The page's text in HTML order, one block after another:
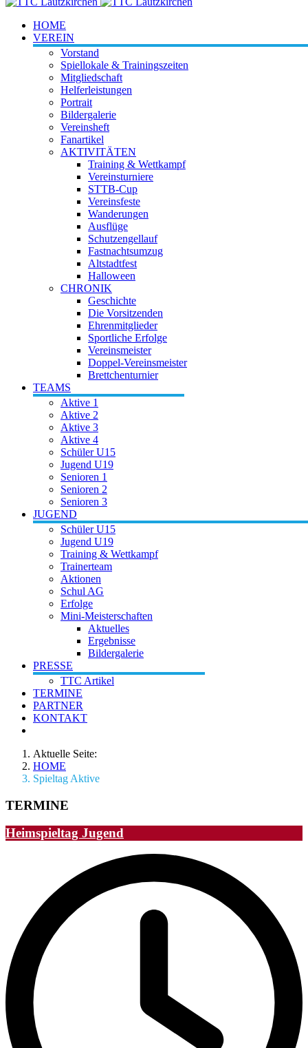
HOME
VEREIN
Vorstand
Spiellokale & Trainingszeiten
Mitgliedschaft
Helferleistungen
Portrait
Bildergalerie
Vereinsheft
Fanartikel
AKTIVITÄTEN
Training & Wettkampf
Vereinsturniere
STTB-Cup
Vereinsfeste
Wanderungen
Ausflüge
Schutzengellauf
Fastnachtsumzug
Altstadtfest
Halloween
CHRONIK
Geschichte
Die Vorsitzenden
Ehrenmitglieder
Sportliche Erfolge
Vereinsmeister
Doppel-Vereinsmeister
Brettchenturnier
TEAMS
Aktive 1
Aktive 2
Aktive 3
Aktive 4
Schüler U15
Jugend U19
Senioren 1
Senioren 2
Senioren 3
JUGEND
Schüler U15
Jugend U19
Training & Wettkampf
Trainerteam
Aktionen
Schul AG
Erfolge
Mini-Meisterschaften
Aktuelles
Ergebnisse
Bildergalerie
PRESSE
TTC Artikel
TERMINE
PARTNER
KONTAKT
Aktuelle Seite:
HOME
Spieltag Aktive
TERMINE
Heimspieltag Jugend